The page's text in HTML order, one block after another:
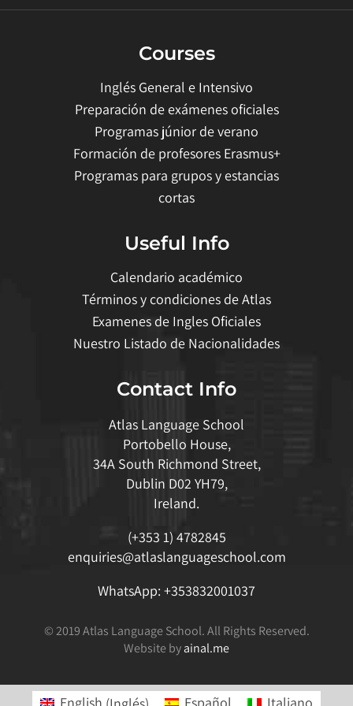
Courses
Inglés General e Intensivo
Preparación de exámenes oficiales
Programas júnior de verano
Formación de profesores Erasmus+
Programas para grupos y estancias
cortas
Useful Info
Calendario académico
Términos y condiciones de Atlas
Examenes de Ingles Oficiales
Nuestro Listado de Nacionalidades
Contact Info
Atlas Language School
Portobello House,
34A South Richmond Street,
Dublin D02 YH79,
Ireland.
(+353 1) 4782845
enquiries@atlaslanguageschool.com
WhatsApp: +353832001037
© 2019 Atlas Language School. All Rights Reserved.
Website byainal.me